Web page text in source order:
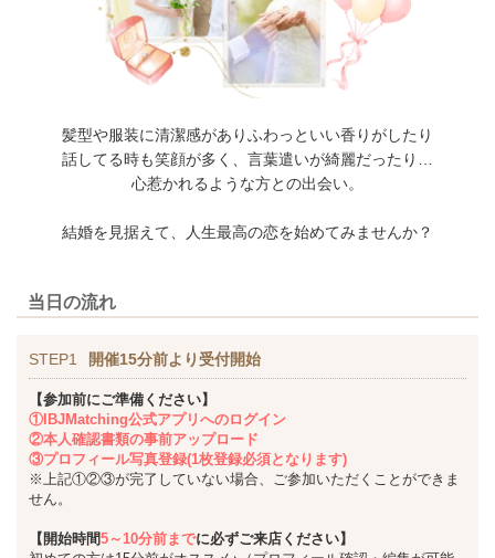
髪型や服装に清潔感がありふわっといい香りがしたり
話してる時も笑顔が多く、言葉遣いが綺麗だったり…
心惹かれるような方との出会い。
結婚を見据えて、人生最高の恋を始めてみませんか？
当日の流れ
STEP1 開催15分前より受付開始
【参加前にご準備ください】
①IBJMatching公式アプリへのログイン
②本人確認書類の事前アップロード
③プロフィール写真登録(1枚登録必須となります)
※上記①②③が完了していない場合、ご参加いただくことができま
せん。
【開始時間5～10分前までに必ずご来店ください】